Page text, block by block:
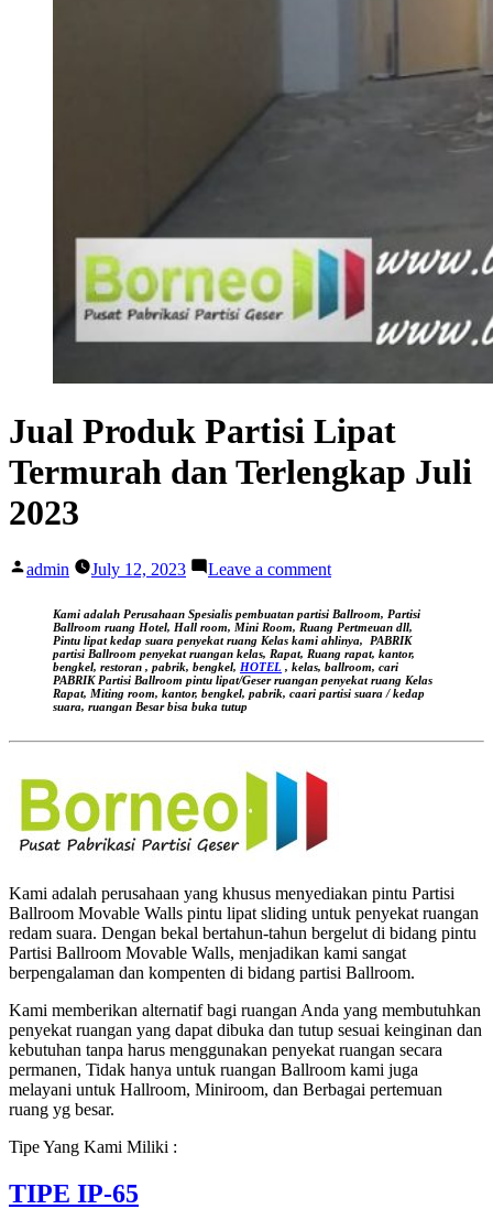
Jual Produk Partisi Lipat
Termurah dan Terlengkap Juli
2023
Posted
admin July 12, 2023 Leave a commenton
Produk
Partisi
Lipat
Termurah
dan
2023
Kami adalah Perusahaan Spesialis pembuatan partisi Ballroom, Partisi
Ballroom ruang Hotel, Hall room, Mini Room, Ruang Pertmeuan dll,
Pintu lipat kedap suara penyekat ruang Kelas kami ahlinya,
PABRIK
partisi Ballroom penyekat ruangan kelas, Rapat, Ruang rapat, kantor,
bengkel, restoran , pabrik, bengkel, HOTEL , kelas, ballroom, cari
PABRIK Partisi Ballroom pintu lipat/Geser ruangan penyekat ruang Kelas
Rapat, Miting room, kantor, bengkel, pabrik, caari partisi suara / kedap
suara, ruangan Besar bisa buka tutup
Kami adalah perusahaan yang khusus menyediakan pintu Partisi
Ballroom Movable Walls pintu lipat sliding untuk penyekat ruangan
redam suara. Dengan bekal bertahun-tahun bergelut di bidang pintu
Partisi Ballroom Movable Walls, menjadikan kami sangat
berpengalaman dan kompenten di bidang partisi Ballroom.
Kami memberikan alternatif bagi ruangan Anda yang membutuhkan
penyekat ruangan yang dapat dibuka dan tutup sesuai keinginan dan
kebutuhan tanpa harus menggunakan penyekat ruangan secara
permanen, Tidak hanya untuk ruangan Ballroom kami juga
melayani untuk Hallroom, Miniroom, dan Berbagai pertemuan
ruang yg besar.
Tipe Yang Kami Miliki :
TIPE IP-65